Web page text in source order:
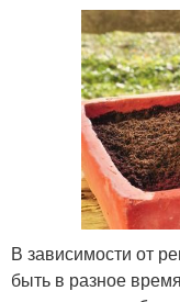
В зависимости от
быть в разное